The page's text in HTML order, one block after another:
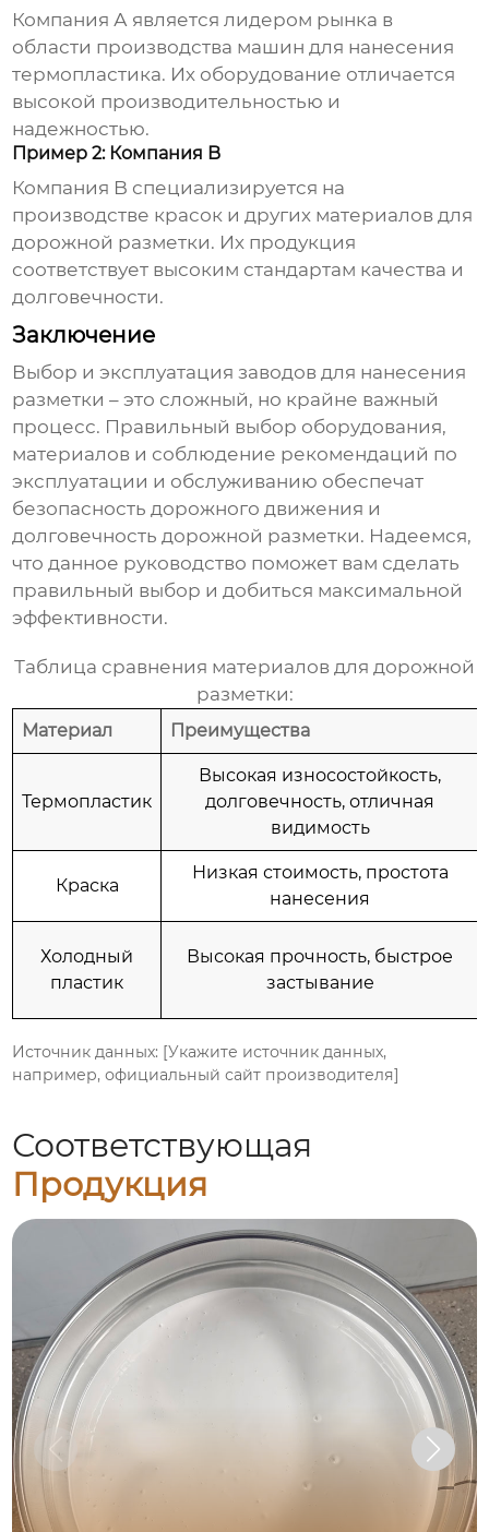
Компания А является лидером рынка в
области производства машин для нанесения
термопластика. Их оборудование отличается
высокой производительностью и
надежностью.
Пример 2: Компания B
Компания B специализируется на
производстве красок и других материалов для
дорожной разметки. Их продукция
соответствует высоким стандартам качества и
долговечности.
Заключение
Выбор и эксплуатациязаводов для нанесения
разметки – это сложный, но крайне важный
процесс. Правильный выбор оборудования,
материалов и соблюдение рекомендаций по
эксплуатации и обслуживанию обеспечат
безопасность дорожного движения и
долговечность дорожной разметки. Надеемся,
что данное руководство поможет вам сделать
правильный выбор и добиться максимальной
эффективности.
Таблица сравнения материалов для дорожной
разметки:
Материал Преимущества
Термопластик
Высокая износостойкость,
долговечность, отличная
видимость
Краска
Низкая стоимость, простота
нанесения
Холодный
пластик
Высокая прочность, быстрое
застывание
Источник данных: [Укажите источник данных,
например, официальный сайт производителя]
Соответствующая
Продукция